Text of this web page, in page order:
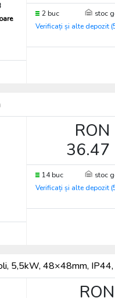
2 buc stoc
Verificați și alte depozit
RON
36.47
14 buc stoc
Verificați și alte depozit
5,5kW, 48×48mm,
RON